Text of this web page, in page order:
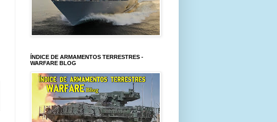
ÍNDICE DE ARMAMENTOS TERRESTRES -
WARFARE BLOG